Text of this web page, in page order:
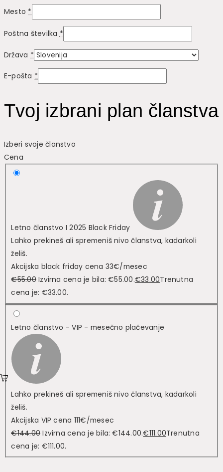
Mesto *
Poštna številka *
Država*
E-pošta *
Tvoj izbrani plan članstva
Izberi svoje članstvo
Cena
Letno članstvo I 2025 Black Friday
Lahko prekineš ali spremeniš nivo članstva, kadarkoli
želiš.
Akcijska black friday cena 33€/mesec
€55.00 Izvirna cena je bila: €55.00.€33.00Trenutna
cena je: €33.00.
Letno članstvo - VIP - mesečno plačevanje
Lahko prekineš ali spremeniš nivo članstva, kadarkoli
želiš.
Akcijska VIP cena 111€/mesec
€144.00 Izvirna cena je bila: €144.00.€111.00Trenutna
cena je: €111.00.